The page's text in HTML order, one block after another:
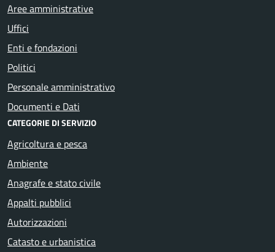
Aree amministrative
Uffici
Enti e fondazioni
Politici
Personale amministrativo
Documenti e Dati
CATEGORIE DI SERVIZIO
Agricoltura e pesca
Ambiente
Anagrafe e stato civile
Appalti pubblici
Autorizzazioni
Catasto e urbanistica